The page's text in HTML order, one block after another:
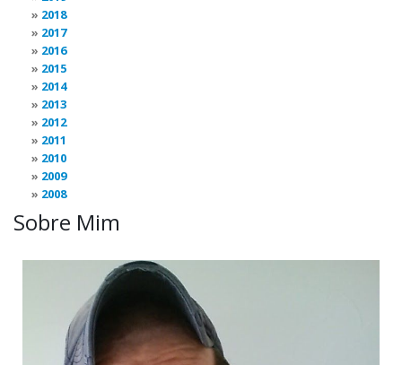
2018
2017
2016
2015
2014
2013
2012
2011
2010
2009
2008
Sobre Mim